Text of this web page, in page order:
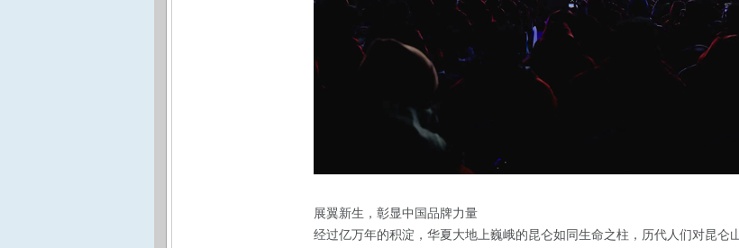
展翼新生，彰显中国品牌力量
经过亿万年的积淀，华夏大地上巍峨的昆仑如同生命之柱，历代人们对昆仑